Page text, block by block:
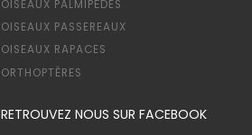
OISEAUX PALMIPÈDES
OISEAUX PASSEREAUX
OISEAUX RAPACES
ORTHOPTÈRES
RETROUVEZ NOUS SUR FACEBOOK